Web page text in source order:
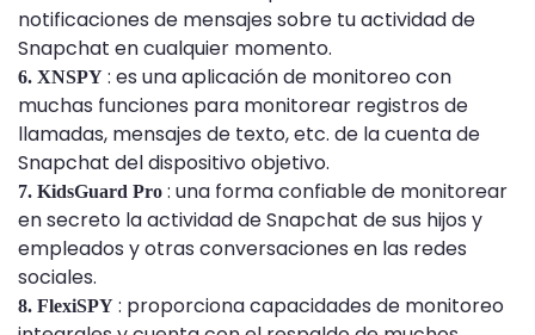
notificaciones de mensajes sobre tu actividad de
Snapchat en cualquier momento.
6. XNSPY : es una aplicación de monitoreo con
muchas funciones para monitorear registros de
llamadas, mensajes de texto, etc. de la cuenta de
Snapchat del dispositivo objetivo.
7. KidsGuard Pro : una forma confiable de monitorear
en secreto la actividad de Snapchat de sus hijos y
empleados y otras conversaciones en las redes
sociales.
8. FlexiSPY : proporciona capacidades de monitoreo